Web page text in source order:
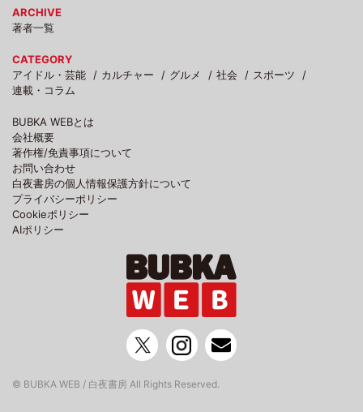
ARCHIVE
著者一覧
CATEGORY
アイドル・芸能
カルチャー グルメ 社会
スポーツ
連載・コラム
BUBKA WEBとは
会社概要
著作権/免責事項について
お問い合わせ
白夜書房の個人情報保護方針について
プライバシーポリシー
Cookieポリシー
AIポリシー
© BUBKA WEB / 白夜書房 All Rights Reserved.